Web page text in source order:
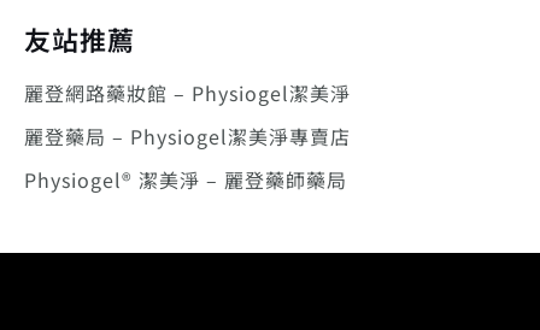
友站推薦
麗登網路藥妝館 – Physiogel潔美淨
麗登藥局 – Physiogel潔美淨專賣店
Physiogel® 潔美淨 – 麗登藥師藥局